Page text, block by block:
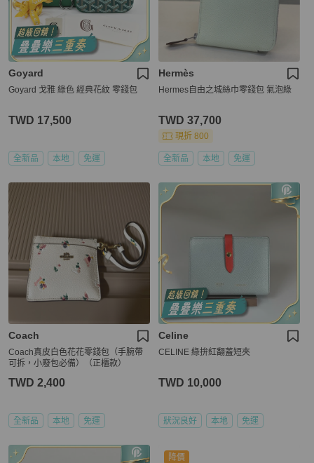
Goyard
Goyard 戈雅 綠色 經典花紋 零錢包
TWD 17,500
全新品 本地 免運
Hermès
Hermes自由之城絲巾零錢包 氣泡綠
TWD 37,700
現折 800
全新品 本地 免運
Coach
Coach真皮白色花花零錢包（手腕帶
可拆，小廢包必備）（正櫃款）
TWD 2,400
全新品 本地 免運
Celine
CELINE 綠拚紅翻蓋短夾
TWD 10,000
狀況良好 本地 免運
降價